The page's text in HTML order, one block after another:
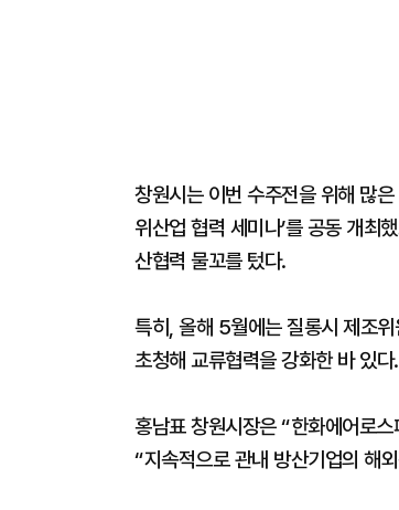
창원시는 이번 수주전을 위해 많
위산업 협력 세미나’를 공동 개최
산협력 물꼬를 텄다.
특히, 올해 5월에는 질롱시 제조
초청해 교류협력을 강화한 바 있다.
홍남표 창원시장은 “한화에어로
“지속적으로 관내 방산기업의 해